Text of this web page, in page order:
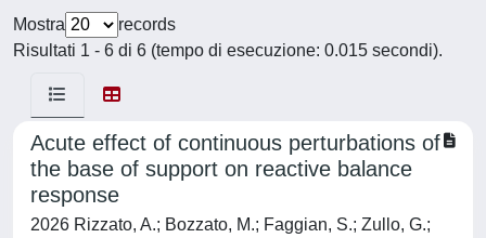
Mostra
records
Risultati 1 - 6 di 6 (tempo di esecuzione: 0.015 secondi).
Acute effect of continuous perturbations of
the base of support on reactive balance
response
2026 Rizzato, A.; Bozzato, M.; Faggian, S.; Zullo, G.;